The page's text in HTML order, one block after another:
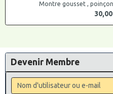
Montre gousset ,
Devenir Membre